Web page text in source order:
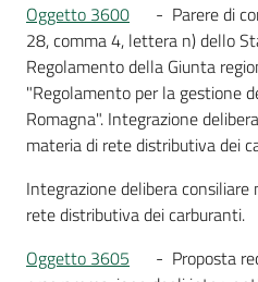
Oggetto 3600
- Parere di
28, comma 4, lettera n) dello
Regolamento della Giunta
"Regolamento per la gestione
Romagna". Integrazione
materia di rete distributiva dei
Integrazione delibera
rete distributiva dei carburanti.
Oggetto 3605
- Proposta